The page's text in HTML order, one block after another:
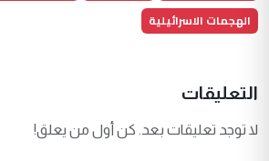
الهجمات الاسرائيلية
التعليقات
لا توجد تعليقات بعد. كن أول من يعلق!